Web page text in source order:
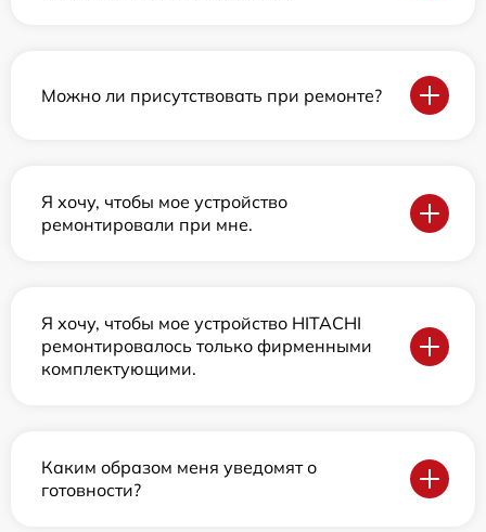
Можно ли присутствовать при ремонте?
Я хочу, чтобы мое устройство
ремонтировали при мне.
Я хочу, чтобы мое устройство HITACHI
ремонтировалось только фирменными
комплектующими.
Каким образом меня уведомят о
готовности?